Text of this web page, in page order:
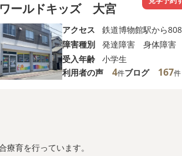
ールドキッズ 大宮
アクセス
鉄道博物館駅から
障害種別
発達障害 身体障害
受入年齢
小学生
利用者の声
4件ブログ 167件
療育を行っています。